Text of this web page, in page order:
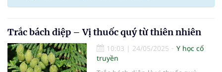
Trắc bách diệp – Vị thuốc quý từ thiên nhiên
10:03 | 24/05/2025
Y học cổ
truyền